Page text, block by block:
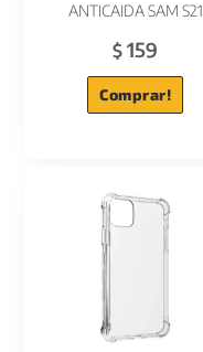
ANTICAIDA SAM S21
$ 159
Comprar!